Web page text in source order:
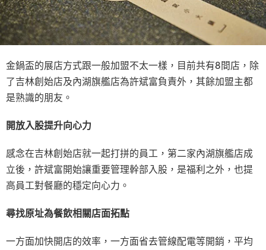
金鍋盃的展店方式跟一般加盟不太一樣，目前共有8間店，除
了吉林創始店及內湖旗艦店為許斌富負責外，其餘加盟主都
是熟識的朋友。
開放入股提升向心力
感念在吉林創始店就一起打拼的員工，第二家內湖旗艦店成
立後，許斌富開始讓重要管理幹部入股，是福利之外，也提
高員工對餐廳的穩定向心力。
尋找原址為餐飲相關店面拓點
一方面加快開店的效率，一方面省去管線配電等開銷，平均